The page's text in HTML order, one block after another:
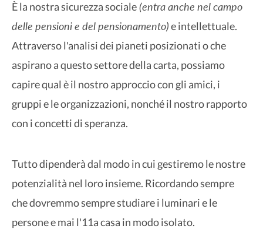
È la nostra sicurezza sociale(entra anche nel campo
delle pensioni e del pensionamento)e intellettuale.
Attraverso l'analisi dei pianeti posizionati o che
aspirano a questo settore della carta, possiamo
capire qual è il nostro approccio con gli amici, i
gruppi e le organizzazioni, nonché il nostro rapporto
con i concetti di speranza.
Tutto dipenderà dal modo in cui gestiremo le nostre
potenzialità nel loro insieme. Ricordando sempre
che dovremmo sempre studiare i luminari e le
persone e mai l'11a casa in modo isolato.